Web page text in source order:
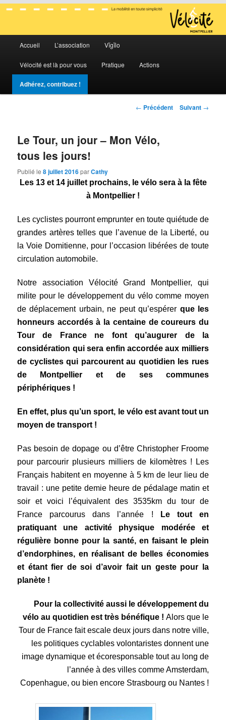
Vélocité Grand Montpellier
La mobilité en toute simplicité
Aller
au
contenu
Aller
au
contenu
Accueil L’association Vĭgĭlo
Vélocité est là pour vous Pratique Actions
Adhérez, contribuez !
Navigation
← Précédent Suivant →
Le Tour, un jour – Mon Vélo,
tous les jours!
Publié le8 juillet 2016parCathy
Les 13 et 14 juillet prochains, le vélo sera à la fête
à Montpellier !
Les cyclistes pourront emprunter en toute quiétude de
grandes artères telles que l’avenue de la Liberté, ou
la Voie Domitienne, pour l’occasion libérées de toute
circulation automobile.
Notre association Vélocité Grand Montpellier, qui
milite pour le développement du vélo comme moyen
de déplacement urbain, ne peut qu’espérer que les
honneurs accordés à la centaine de coureurs du
Tour de France ne font qu’augurer de la
considération qui sera enfin accordée aux milliers
de cyclistes qui parcourent au quotidien les rues
de Montpellier et de ses communes
périphériques !
En effet, plus qu’un sport, le vélo est avant tout un
moyen de transport !
Pas besoin de dopage ou d’être Christopher Froome
pour parcourir plusieurs milliers de kilomètres ! Les
Français habitent en moyenne à 5 km de leur lieu de
travail : une petite demie heure de pédalage matin et
soir et voici l’équivalent des 3535km du tour de
France parcourus dans l’année !
Le tout en
pratiquant une activité physique modérée et
régulière bonne pour la santé, en faisant le plein
d’endorphines, en réalisant de belles économies
et étant fier de soi d’avoir fait un geste pour la
planète !
Pour la collectivité aussi le développement du
vélo au quotidien est très bénéfique ! Alors que le
Tour de France fait escale deux jours dans notre ville,
les politiques cyclables volontaristes donnent une
image dynamique et écoresponsable tout au long de
l’année à des villes comme Amsterdam,
Copenhague, ou bien encore Strasbourg ou Nantes !